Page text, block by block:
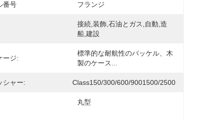
番号 フランジ
接続,装飾,石油とガス,自動,造
船,建設
ージ:
標準的な耐航性のパッケル、木
製のケース...
シャー: Class150/300/600/9001500/2500
丸型